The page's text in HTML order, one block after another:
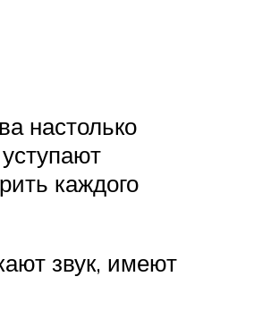
настолько
каждого
звук, имеют